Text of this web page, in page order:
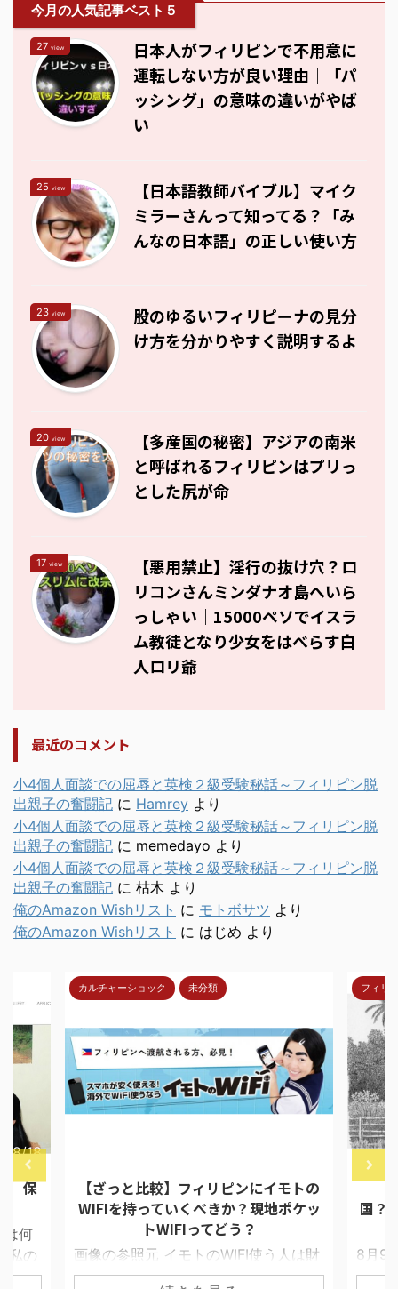
今月の人気記事ベスト５
27 view
日本人がフィリピンで不用意に
運転しない方が良い理由｜「パ
ッシング」の意味の違いがやば
い
25 view
【日本語教師バイブル】マイク
ミラーさんって知ってる？「み
んなの日本語」の正しい使い方
23 view
股のゆるいフィリピーナの見分
け方を分かりやすく説明するよ
20 view
【多産国の秘密】アジアの南米
と呼ばれるフィリピンはプリっ
とした尻が命
17 view
【悪用禁止】淫行の抜け穴？ロ
リコンさんミンダナオ島へいら
っしゃい｜15000ペソでイスラ
ム教徒となり少女をはべらす白
人ロリ爺
最近のコメント
小4個人面談での屈辱と英検２級受験秘話～フィリピン脱
出親子の奮闘記 に Hamrey より
小4個人面談での屈辱と英検２級受験秘話～フィリピン脱
出親子の奮闘記 に memedayo より
小4個人面談での屈辱と英検２級受験秘話～フィリピン脱
出親子の奮闘記 に 枯木 より
俺のAmazon Wishリスト に モトボサツ より
俺のAmazon Wishリスト に はじめ より
8/18
保
は何
私の
ド選
カルチャーショック 未分類
【ざっと比較】フィリピンにイモトの
WIFIを持っていくべきか？現地ポケッ
トWIFIってどう？
画像の参照元 イモトのWIFI使う人は財
布に余裕がある セブで留学生と接触す
フィリ
【
国？
8月9
ムが